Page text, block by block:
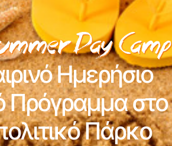
Ημερήσιο
Πρόγραμμα στο
Πάρκο